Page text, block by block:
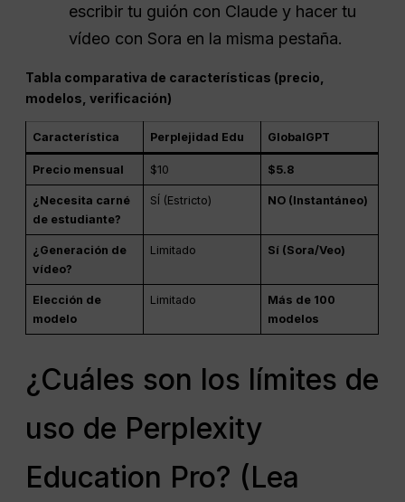
escribir tu guión con Claude y hacer tu
vídeo con Sora en la misma pestaña.
Tabla comparativa de características (precio,
modelos, verificación)
Característica Perplejidad Edu GlobalGPT
Precio mensual $10 $5.8
¿Necesita carné
de estudiante?
SÍ (Estricto) NO (Instantáneo)
¿Generación de
vídeo?
Limitado Sí (Sora/Veo)
Elección de
modelo
Limitado
Más de 100
modelos
¿Cuáles son los límites de
uso de Perplexity
Education Pro? (Lea